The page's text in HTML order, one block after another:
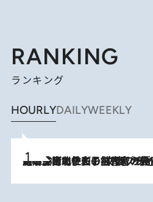
RANKING
ランキング
HOURLYDAILYWEEKLY
2026.8.3
《「文士の子ども被害者の会」発足！》阿川佐和子（72）が語る遠藤周作に北杜夫、劇作家・矢代静一の子どもたちの“文豪プライベート事件簿”